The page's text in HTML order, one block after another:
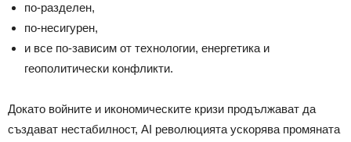
по-разделен,
по-несигурен,
и все по-зависим от технологии, енергетика и
геополитически конфликти.
Докато войните и икономическите кризи продължават да
създават нестабилност, AI революцията ускорява промяната